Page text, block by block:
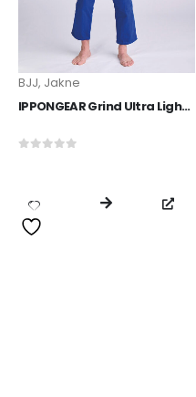
BJJ, Jakne
IPPONGEAR Grind Ultra Light BJJ Jacket blue
0od 5
13,60KM